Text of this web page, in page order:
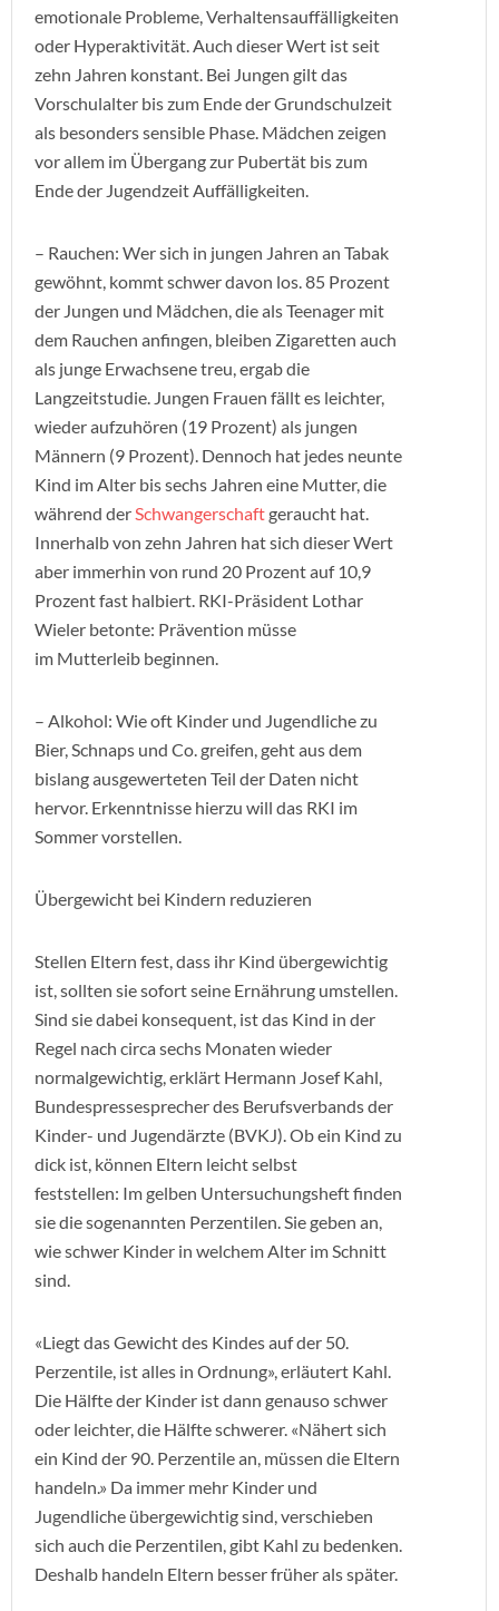
emotionale Probleme, Verhaltensauffälligkeiten
oder Hyperaktivität. Auch dieser Wert ist seit
zehn Jahren konstant. Bei Jungen gilt das
Vorschulalter bis zum Ende der Grundschulzeit
als besonders sensible Phase. Mädchen zeigen
vor allem im Übergang zur Pubertät bis zum
Ende der Jugendzeit Auffälligkeiten.
– Rauchen: Wer sich in jungen Jahren an Tabak
gewöhnt, kommt schwer davon los. 85 Prozent
der Jungen und Mädchen, die als Teenager mit
dem Rauchen anfingen, bleiben Zigaretten auch
als junge Erwachsene treu, ergab die
Langzeitstudie. Jungen Frauen fällt es leichter,
wieder aufzuhören (19 Prozent) als jungen
Männern (9 Prozent). Dennoch hat jedes neunte
Kind im Alter bis sechs Jahren eine Mutter, die
während derSchwangerschaftgeraucht hat.
Innerhalb von zehn Jahren hat sich dieser Wert
aber immerhin von rund 20 Prozent auf 10,9
Prozent fast halbiert. RKI-Präsident Lothar
Wieler betonte: Prävention müsse
im Mutterleib beginnen.
– Alkohol: Wie oft Kinder und Jugendliche zu
Bier, Schnaps und Co. greifen, geht aus dem
bislang ausgewerteten Teil der Daten nicht
hervor. Erkenntnisse hierzu will das RKI im
Sommer vorstellen.
Übergewicht bei Kindern reduzieren
Stellen Eltern fest, dass ihr Kind übergewichtig
ist, sollten sie sofort seine Ernährung umstellen.
Sind sie dabei konsequent, ist das Kind in der
Regel nach circa sechs Monaten wieder
normalgewichtig, erklärt Hermann Josef Kahl,
Bundespressesprecher des Berufsverbands der
Kinder- und Jugendärzte (BVKJ). Ob ein Kind zu
dick ist, können Eltern leicht selbst
feststellen: Im gelben Untersuchungsheft finden
sie die sogenannten Perzentilen. Sie geben an,
wie schwer Kinder in welchem Alter im Schnitt
sind.
«Liegt das Gewicht des Kindes auf der 50.
Perzentile, ist alles in Ordnung», erläutert Kahl.
Die Hälfte der Kinder ist dann genauso schwer
oder leichter, die Hälfte schwerer. «Nähert sich
ein Kind der 90. Perzentile an, müssen die Eltern
handeln.» Da immer mehr Kinder und
Jugendliche übergewichtig sind, verschieben
sich auch die Perzentilen, gibt Kahl zu bedenken.
Deshalb handeln Eltern besser früher als später.